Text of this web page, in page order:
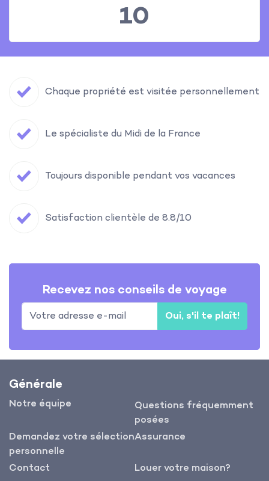
10
Chaque propriété est visitée personnellement
Le spécialiste du Midi de la France
Toujours disponible pendant vos vacances
Satisfaction clientèle de 8.8/10
Recevez nos conseils de voyage
Oui, s'il te plaît!
Générale
Notre équipe
Questions fréquemment
posées
Demandez votre sélection
personnelle
Assurance
Contact Louer votre maison?